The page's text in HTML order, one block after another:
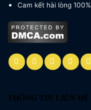
Cam kết hài lòng 100%
THÔNG TIN LIÊN HỆ